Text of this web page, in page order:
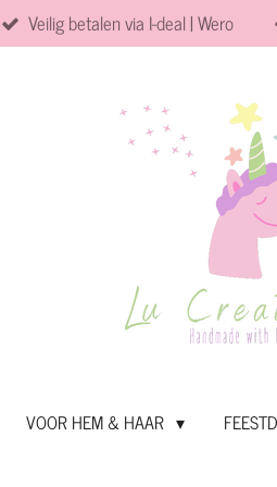
Veilig betalen via I-deal | Wero
VOOR HEM & HAAR